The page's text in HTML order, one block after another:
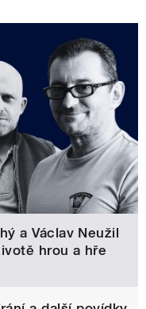
a Václav Neužil
hrou a hře